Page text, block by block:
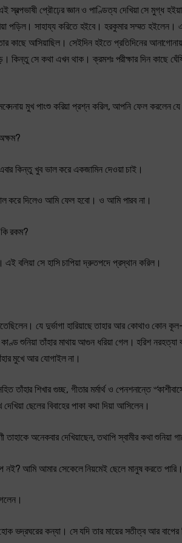
স্বল্পভাষী প্রৌঢ়ের জ্ঞান ও পাণ্ডিত্য দেখিয়া সে মুগ্ধ
পড়িল। সাহায্য করিতে হইবে। হরকুমার সম্মত
কাছে আসিয়াছিল। সেইদিন হইতে প্রতিদিনের
কিন্তু সে কথা এখন থাক। ক্রমশঃ পরীক্ষার দিন কাছে
মুখ পাংশু করিয়া প্রশ্ন করিল, আপনি ফেল করলেন
কিন্তু খুব ভাল করে একজামিন দেওয়া চাই।
করে দিলেও আমি ফেল হবো। ও আমি পারব না।
কি রকম?
বলিয়া সে হাসি চাপিয়া দ্রুতপদে প্রস্থান করিল।
যে দুর্ভাগা হারিয়াছে তাহার আর কোথাও কোন
শুনিয়া তাঁহার মাথায় আগুন ধরিয়া গেল। হরিশ
মুখে আর যোগাইল না।
তাঁহার শিখার গুচ্ছ, গীতার মর্মার্থ ও পেনশনান্তে
ছেলের বিবাহের পাকা কথা দিয়া আসিলেন।
তাহাকে অনেকবার দেখিয়াছেন, তথাপি স্বামীর কথা
আমি আমার সেকেলে নিয়মেই ছেলে মানুষ করতে
হোক ভদ্রঘরের কন্যা। সে যদি তার মায়ের সতীত্ব আর